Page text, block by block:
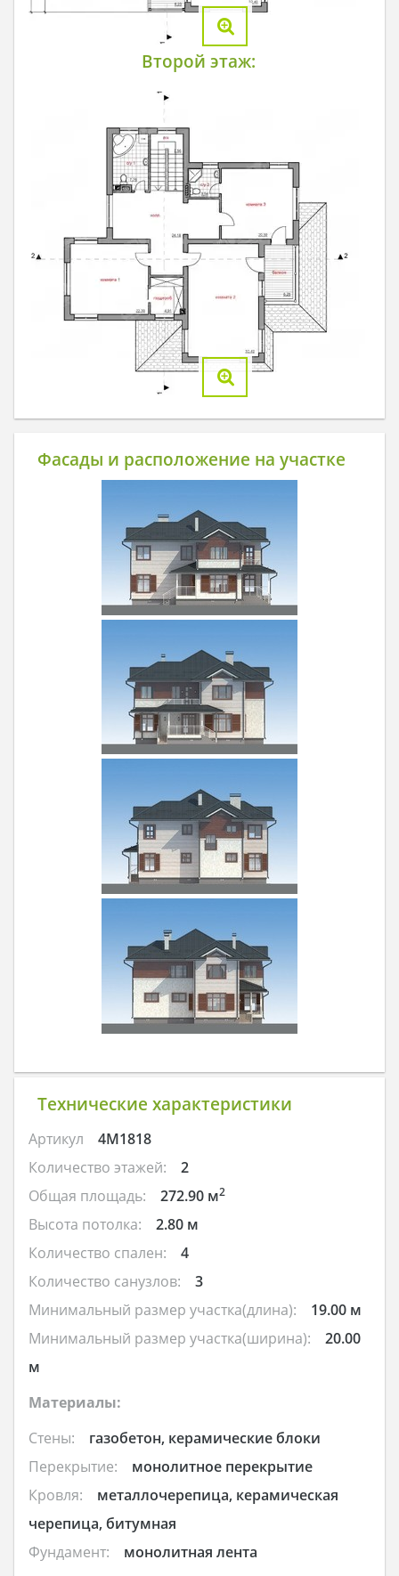
Второй этаж:
Фасады и расположение на участке
Технические характеристики
Артикул
4M1818
Количество этажей:
2
Общая площадь:
272.90 м2
Высота потолка:
2.80 м
Количество спален:
4
Количество санузлов:
3
Минимальный размер участка(длина):
19.00 м
Минимальный размер участка(ширина):
20.00
м
Материалы:
Стены:
газобетон, керамические блоки
Перекрытие:
монолитное перекрытие
Кровля:
металлочерепица, керамическая
черепица, битумная
Фундамент:
монолитная лента